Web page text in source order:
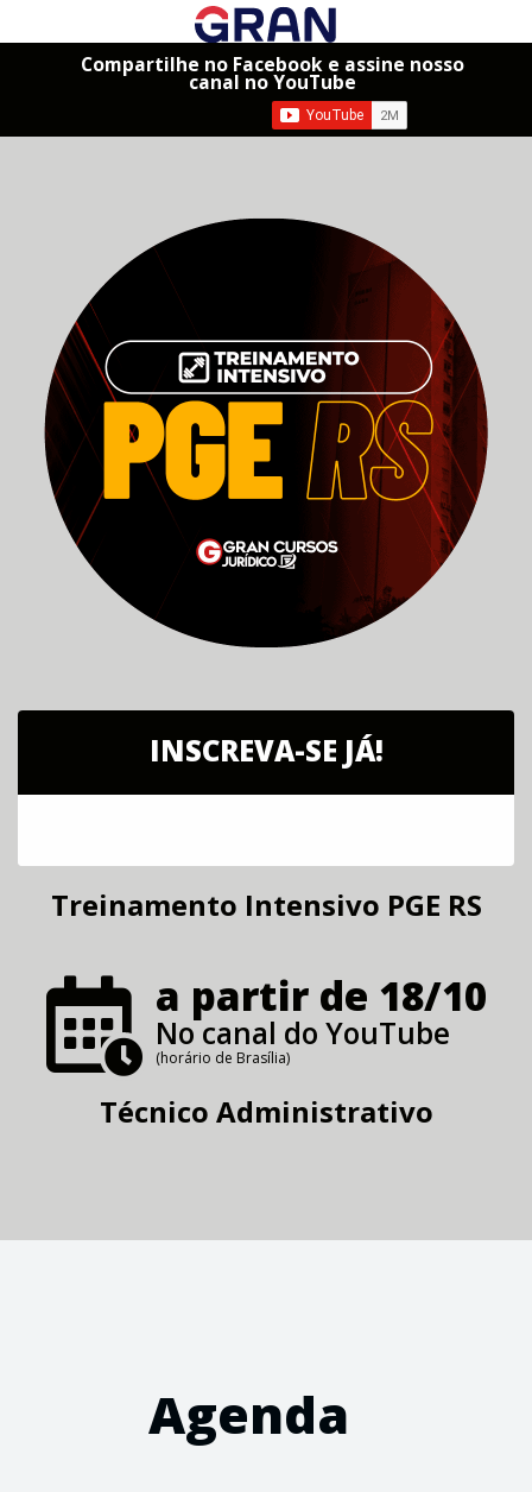
Compartilhe no Facebook e assine nosso
canal no YouTube
INSCREVA-SE JÁ!
Treinamento Intensivo PGE RS
a partir de 18/10
No canal do YouTube
(horário de Brasília)
Técnico Administrativo
Agenda